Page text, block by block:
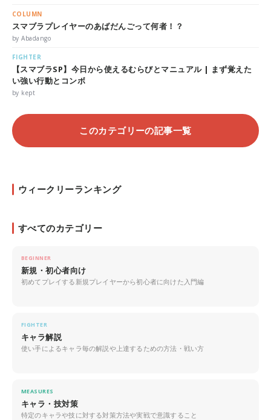
COLUMN
スマブラプレイヤーのあばだんごって何者！？
by Abadango
FIGHTER
【スマブラSP】今日から使えるむらびとマニュアル | まず覚えた
い強い行動とコンボ
by kept
このカテゴリーの記事一覧
ウィークリーランキング
すべてのカテゴリー
BEGINNER
新規・初心者向け
初めてプレイする新規プレイヤーから初心者に向けた入門編
FIGHTER
キャラ解説
使い手によるキャラ毎の解説や上達するための方法・戦い方
MEASURES
キャラ・技対策
特定のキャラや技に対する対策方法や実戦で意識すること